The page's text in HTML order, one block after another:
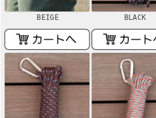
BEIGE BLACK